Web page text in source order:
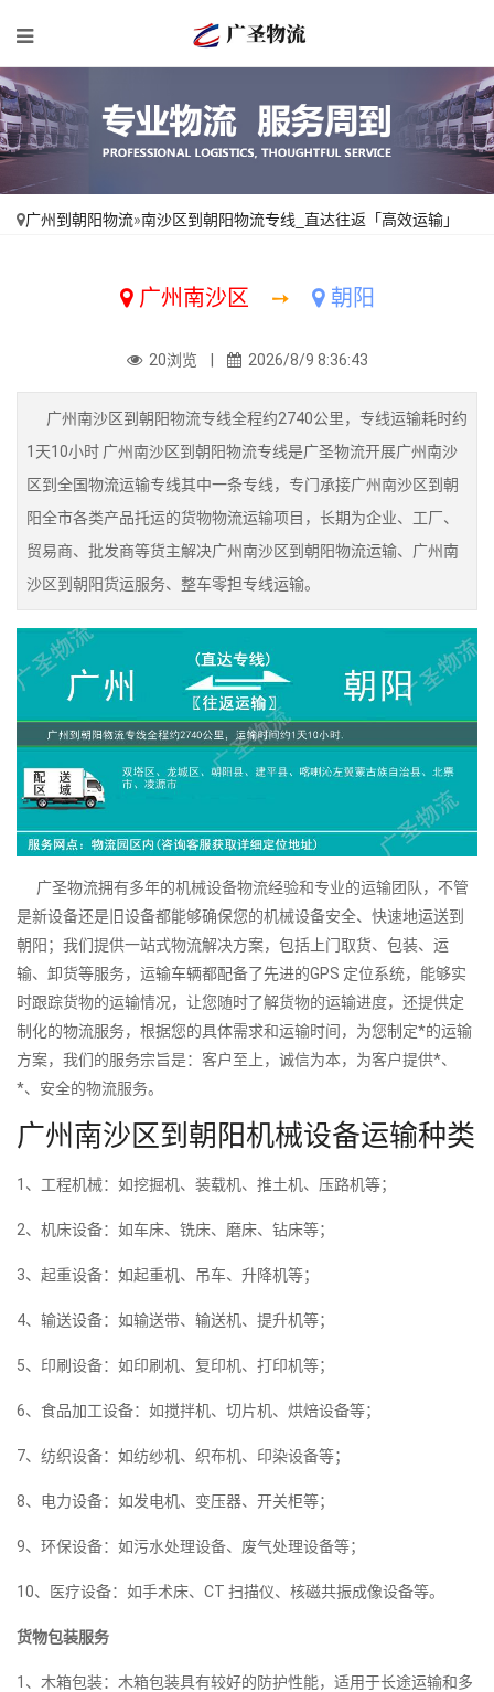
广州到朝阳物流»南沙区到朝阳物流专线_直达往返「高效运输」
广州南沙区 ➙ 朝阳
20浏览 | 2026/8/9 8:36:43
广州南沙区到朝阳物流专线全程约2740公里，专线运输耗时约
1天10小时 广州南沙区到朝阳物流专线是广圣物流开展广州南沙
区到全国物流运输专线其中一条专线，专门承接广州南沙区到朝
阳全市各类产品托运的货物物流运输项目，长期为企业、工厂、
贸易商、批发商等货主解决广州南沙区到朝阳物流运输、广州南
沙区到朝阳货运服务、整车零担专线运输。
广圣物流拥有多年的机械设备物流经验和专业的运输团队，不管
是新设备还是旧设备都能够确保您的机械设备安全、快速地运送到
朝阳；我们提供一站式物流解决方案，包括上门取货、包装、运
输、卸货等服务，运输车辆都配备了先进的GPS 定位系统，能够实
时跟踪货物的运输情况，让您随时了解货物的运输进度，还提供定
制化的物流服务，根据您的具体需求和运输时间，为您制定*的运输
方案，我们的服务宗旨是：客户至上，诚信为本，为客户提供*、
*、安全的物流服务。
广州南沙区到朝阳机械设备运输种类
1、工程机械：如挖掘机、装载机、推土机、压路机等；
2、机床设备：如车床、铣床、磨床、钻床等；
3、起重设备：如起重机、吊车、升降机等；
4、输送设备：如输送带、输送机、提升机等；
5、印刷设备：如印刷机、复印机、打印机等；
6、食品加工设备：如搅拌机、切片机、烘焙设备等；
7、纺织设备：如纺纱机、织布机、印染设备等；
8、电力设备：如发电机、变压器、开关柜等；
9、环保设备：如污水处理设备、废气处理设备等；
10、医疗设备：如手术床、CT 扫描仪、核磁共振成像设备等。
货物包装服务
1、木箱包装：木箱包装具有较好的防护性能，适用于长途运输和多